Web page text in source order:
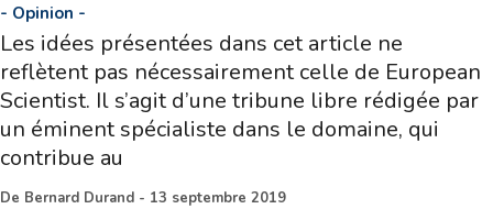
- Opinion -
Les idées présentées dans cet article ne
reflètent pas nécessairement celle de European
Scientist. Il s’agit d’une tribune libre rédigée par
un éminent spécialiste dans le domaine, qui
contribue au
De Bernard Durand - 13 septembre 2019